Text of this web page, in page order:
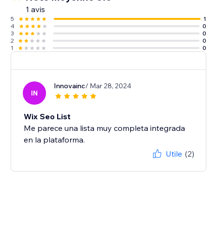
1 avis
5
1
4
0
3
0
2
0
1
0
IN
Innovainc/ Mar 28, 2024
Wix Seo List
Me parece una lista muy completa integrada
en la plataforma.
Utile (2)